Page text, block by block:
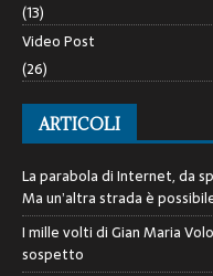
(13)
Video Post
(26)
ARTICOLI
La parabola di Internet, da
Ma un’altra strada è
I mille volti di Gian Maria
sospetto